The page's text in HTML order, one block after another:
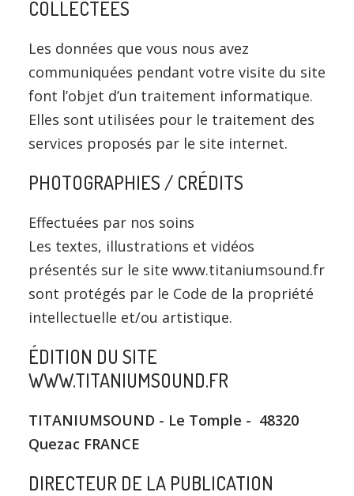
COLLECTÉES
Les données que vous nous avez
communiquées pendant votre visite du site
font l’objet d’un traitement informatique.
Elles sont utilisées pour le traitement des
services proposés par le site internet.
PHOTOGRAPHIES / CRÉDITS
Effectuées par nos soins
Les textes, illustrations et vidéos
présentés sur le site www.titaniumsound.fr
sont protégés par le Code de la propriété
intellectuelle et/ou artistique.
ÉDITION DU SITE
WWW.TITANIUMSOUND.FR
TITANIUMSOUND - Le Tomple - 48320
Quezac FRANCE
DIRECTEUR DE LA PUBLICATION